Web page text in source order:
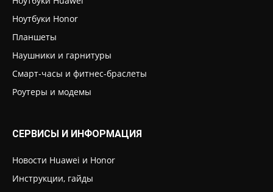
Ноутбуки Honor
Планшеты
Наушники и гарнитуры
Смарт-часы и фитнес-браслеты
Роутеры и модемы
СЕРВИСЫ И ИНФОРМАЦИЯ
Новости Huawei и Honor
Инструкции, гайды